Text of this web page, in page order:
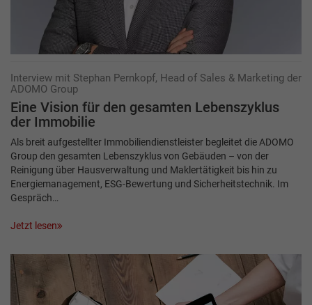
Interview mit Stephan Pernkopf, Head of Sales & Marketing der
ADOMO Group
Eine Vision für den gesamten Lebenszyklus
der Immobilie
Als breit aufgestellter Immobiliendienstleister begleitet die ADOMO
Group den gesamten Lebenszyklus von Gebäuden – von der
Reinigung über Hausverwaltung und Maklertätigkeit bis hin zu
Energiemanagement, ESG-Bewertung und Sicherheitstechnik. Im
Gespräch…
Jetzt lesen